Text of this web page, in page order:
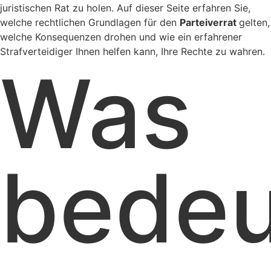
juristischen Rat zu holen. Auf dieser Seite erfahren Sie,
welche rechtlichen Grundlagen für den Parteiverrat gelten,
welche Konsequenzen drohen und wie ein erfahrener
Strafverteidiger Ihnen helfen kann, Ihre Rechte zu wahren.
Was